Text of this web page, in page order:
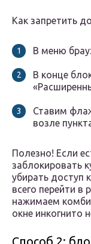
Как запретить
В меню
В конце
Ставим
возле
Полезно! Если
заблокировать
убирать доступ
всего перейти в
нажимаем
окне инкогнито